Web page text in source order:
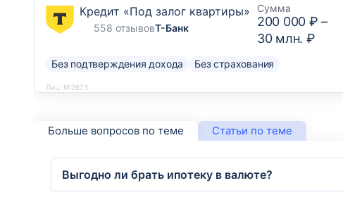
Кредит «Под залог квартиры»
558 отзывовТ-Банк
Сумма
200 000 ₽ –
30 млн. ₽
Без подтверждения дохода Без страхования
Лиц. №2673
Больше вопросов по теме Статьи по теме
Выгодно ли брать ипотеку в валюте?